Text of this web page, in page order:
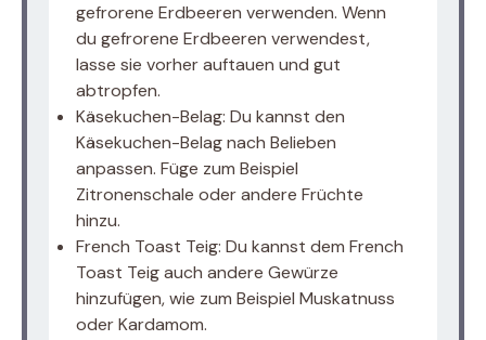
gefrorene Erdbeeren verwenden. Wenn
du gefrorene Erdbeeren verwendest,
lasse sie vorher auftauen und gut
abtropfen.
Käsekuchen-Belag: Du kannst den
Käsekuchen-Belag nach Belieben
anpassen. Füge zum Beispiel
Zitronenschale oder andere Früchte
hinzu.
French Toast Teig: Du kannst dem French
Toast Teig auch andere Gewürze
hinzufügen, wie zum Beispiel Muskatnuss
oder Kardamom.